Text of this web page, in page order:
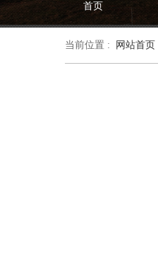
首页
当前位置 : 网站首页